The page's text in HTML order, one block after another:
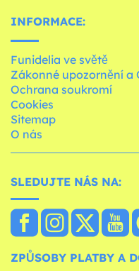
INFORMACE:
Funidelia ve světě
Zákonné upozornění
Ochrana soukromí
Cookies
Sitemap
O nás
SLEDUJTE NÁS NA:
ZPŮSOBY PLATBY A